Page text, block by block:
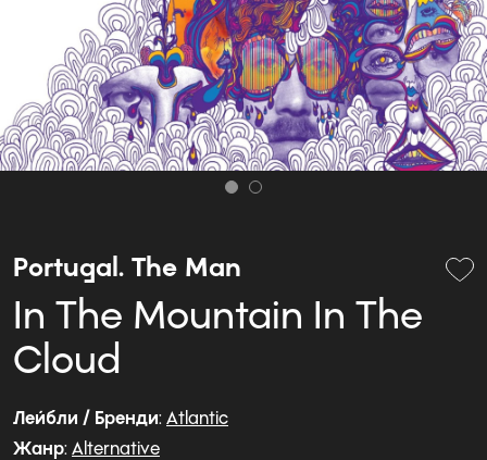
Portugal. The Man
In The Mountain In The
Cloud
Лейбли / Бренди: Atlantic
Жанр: Alternative